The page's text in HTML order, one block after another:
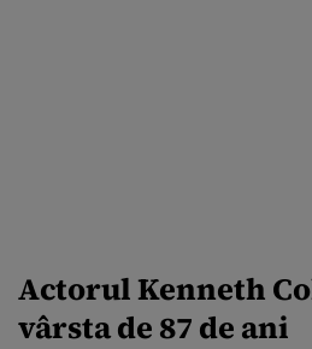
Actorul Kenneth
vârsta de 87 de ani